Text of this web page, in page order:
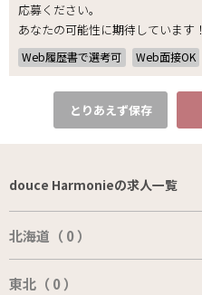
応募ください。
あなたの可能性に期待しています！
Web履歴書で選考可 Web面接OK
とりあえず保存
douce Harmonieの求人一覧
北海道（ 0 ）
東北（ 0 ）